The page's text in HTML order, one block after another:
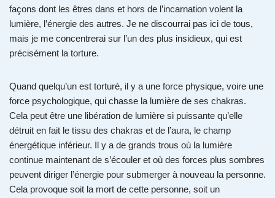
façons dont les êtres dans et hors de l’incarnation volent la
lumière, l’énergie des autres. Je ne discourrai pas ici de tous,
mais je me concentrerai sur l’un des plus insidieux, qui est
précisément la torture.
Quand quelqu’un est torturé, il y a une force physique, voire une
force psychologique, qui chasse la lumière de ses chakras.
Cela peut être une libération de lumière si puissante qu’elle
détruit en fait le tissu des chakras et de l’aura, le champ
énergétique inférieur. Il y a de grands trous où la lumière
continue maintenant de s’écouler et où des forces plus sombres
peuvent diriger l’énergie pour submerger à nouveau la personne.
Cela provoque soit la mort de cette personne, soit un